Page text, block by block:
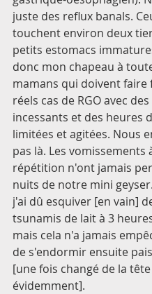
juste des reflux banals.
touchent environ deux
petits estomacs
donc mon chapeau à
mamans qui doivent faire
réels cas de RGO avec
incessants et des heures
limitées et agitées. Nous
pas là. Les vomissements
répétition n'ont jamais
nuits de notre mini
j'ai dû esquiver [en vain]
tsunamis de lait à 3
mais cela n'a jamais
de s'endormir ensuite
[une fois changé de la
évidemment].